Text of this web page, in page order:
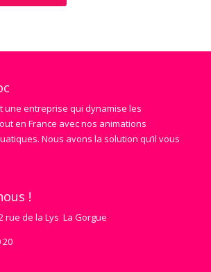
une entreprise qui dynamise les
en France avec nos animations
Nous avons la solution qu’il vous
!
rue de la Lys La Gorgue
20